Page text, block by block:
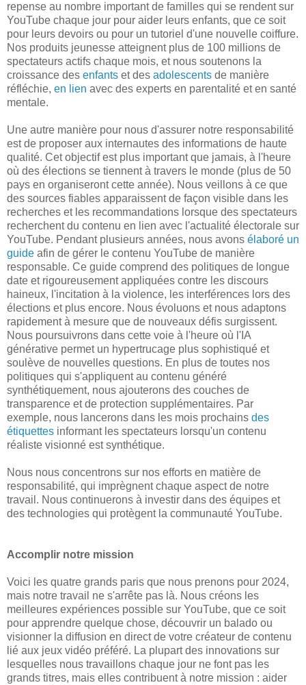
repense au nombre important de familles qui se rendent sur
YouTube chaque jour pour aider leurs enfants, que ce soit
pour leurs devoirs ou pour un tutoriel d'une nouvelle coiffure.
Nos produits jeunesse atteignent plus de 100 millions de
spectateurs actifs chaque mois, et nous soutenons la
croissance des enfants et des adolescents de manière
réfléchie, en lien avec des experts en parentalité et en santé
mentale.
Une autre manière pour nous d'assurer notre responsabilité
est de proposer aux internautes des informations de haute
qualité. Cet objectif est plus important que jamais, à l'heure
où des élections se tiennent à travers le monde (plus de 50
pays en organiseront cette année). Nous veillons à ce que
des sources fiables apparaissent de façon visible dans les
recherches et les recommandations lorsque des spectateurs
recherchent du contenu en lien avec l'actualité électorale sur
YouTube. Pendant plusieurs années, nous avons élaboré un
guide afin de gérer le contenu YouTube de manière
responsable. Ce guide comprend des politiques de longue
date et rigoureusement appliquées contre les discours
haineux, l'incitation à la violence, les interférences lors des
élections et plus encore. Nous évoluons et nous adaptons
rapidement à mesure que de nouveaux défis surgissent.
Nous poursuivrons dans cette voie à l'heure où l'IA
générative permet un hypertrucage plus sophistiqué et
soulève de nouvelles questions. En plus de toutes nos
politiques qui s'appliquent au contenu généré
synthétiquement, nous ajouterons des couches de
transparence et de protection supplémentaires. Par
exemple, nous lancerons dans les mois prochains des
étiquettes informant les spectateurs lorsqu'un contenu
réaliste visionné est synthétique.
Nous nous concentrons sur nos efforts en matière de
responsabilité, qui imprègnent chaque aspect de notre
travail. Nous continuerons à investir dans des équipes et
des technologies qui protègent la communauté YouTube.
Accomplir notre mission
Voici les quatre grands paris que nous prenons pour 2024,
mais notre travail ne s'arrête pas là. Nous créons les
meilleures expériences possible sur YouTube, que ce soit
pour apprendre quelque chose, découvrir un balado ou
visionner la diffusion en direct de votre créateur de contenu
lié aux jeux vidéo préféré. La plupart des innovations sur
lesquelles nous travaillons chaque jour ne font pas les
grands titres, mais elles contribuent à notre mission : aider